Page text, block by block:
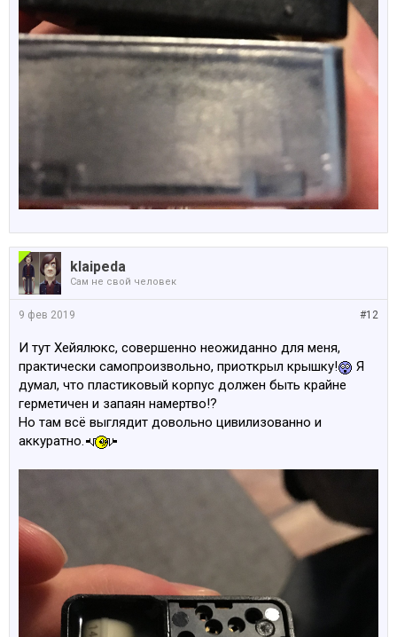
klaipeda
Сам не свой человек
#12
9 фев 2019
И тут Хейялюкс, совершенно неожиданно для меня,
практически самопроизвольно, приоткрыл крышку!
Я
думал, что пластиковый корпус должен быть крайне
герметичен и запаян намертво!?
Но там всё выглядит довольно цивилизованно и
аккуратно.